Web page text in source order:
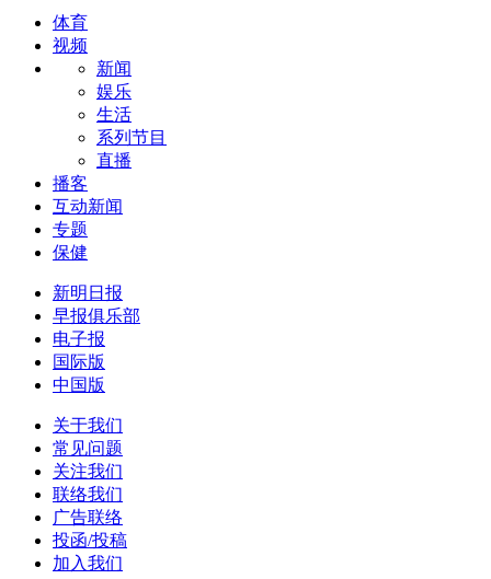
体育
视频
新闻
娱乐
生活
系列节目
直播
播客
互动新闻
专题
保健
新明日报
早报俱乐部
电子报
国际版
中国版
关于我们
常见问题
关注我们
联络我们
广告联络
投函/投稿
加入我们